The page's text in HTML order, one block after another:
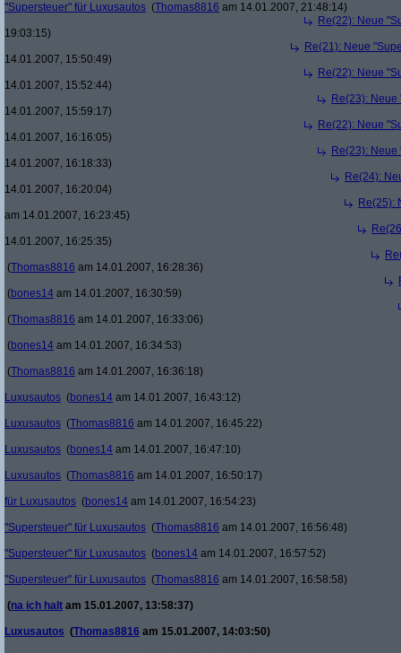
"Supersteuer" für Luxusautos (Thomas8816 am 14.01.2007, 21:48:14)
Re(22): Neue
19:03:15)
Re(21): Neue
14.01.2007, 15:50:49)
Re(22): Neue
14.01.2007, 15:52:44)
Re(23):
14.01.2007, 15:59:17)
Re(22): Neue
14.01.2007, 16:16:05)
Re(23):
14.01.2007, 16:18:33)
Re(24):
14.01.2007, 16:20:04)
Re(25):
am 14.01.2007, 16:23:45)
14.01.2007, 16:25:35)
(Thomas8816 am 14.01.2007, 16:28:36)
(bones14 am 14.01.2007, 16:30:59)
(Thomas8816 am 14.01.2007, 16:33:06)
(bones14 am 14.01.2007, 16:34:53)
(Thomas8816 am 14.01.2007, 16:36:18)
Luxusautos (bones14 am 14.01.2007, 16:43:12)
Luxusautos (Thomas8816 am 14.01.2007, 16:45:22)
Luxusautos (bones14 am 14.01.2007, 16:47:10)
Luxusautos (Thomas8816 am 14.01.2007, 16:50:17)
für Luxusautos (bones14 am 14.01.2007, 16:54:23)
"Supersteuer" für Luxusautos (Thomas8816 am 14.01.2007, 16:56:48)
"Supersteuer" für Luxusautos (bones14 am 14.01.2007, 16:57:52)
"Supersteuer" für Luxusautos (Thomas8816 am 14.01.2007, 16:58:58)
(na ich halt am 15.01.2007, 13:58:37)
Luxusautos (Thomas8816 am 15.01.2007, 14:03:50)